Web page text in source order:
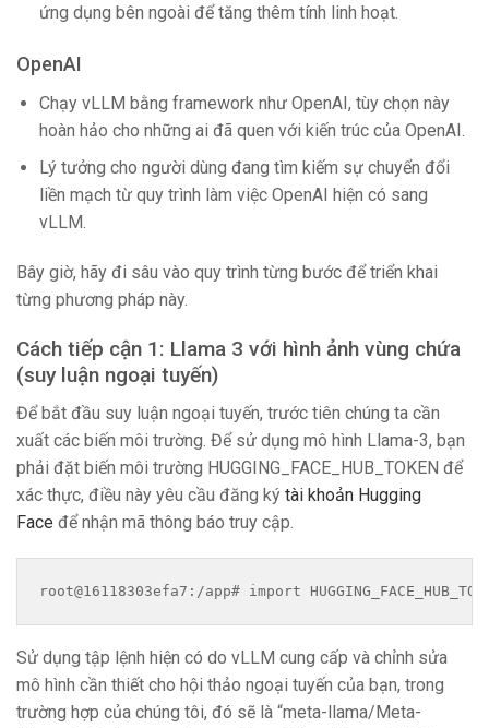
ứng dụng bên ngoài để tăng thêm tính linh hoạt.
OpenAI
Chạy vLLM bằng framework như OpenAI, tùy chọn này
hoàn hảo cho những ai đã quen với kiến ​​trúc của OpenAI.
Lý tưởng cho người dùng đang tìm kiếm sự chuyển đổi
liền mạch từ quy trình làm việc OpenAI hiện có sang
vLLM.
Bây giờ, hãy đi sâu vào quy trình từng bước để triển khai
từng phương pháp này.
Cách tiếp cận 1: Llama 3 với hình ảnh vùng chứa
(suy luận ngoại tuyến)
Để bắt đầu suy luận ngoại tuyến, trước tiên chúng ta cần
xuất các biến môi trường. Để sử dụng mô hình Llama-3, bạn
phải đặt biến môi trường HUGGING_FACE_HUB_TOKEN để
xác thực, điều này yêu cầu đăng ký tài khoản Hugging
Face để nhận mã thông báo truy cập.
root@16118303efa7:/app# import
Sử dụng tập lệnh hiện có do vLLM cung cấp và chỉnh sửa
mô hình cần thiết cho hội thảo ngoại tuyến của bạn, trong
trường hợp của chúng tôi, đó sẽ là “meta-llama/Meta-